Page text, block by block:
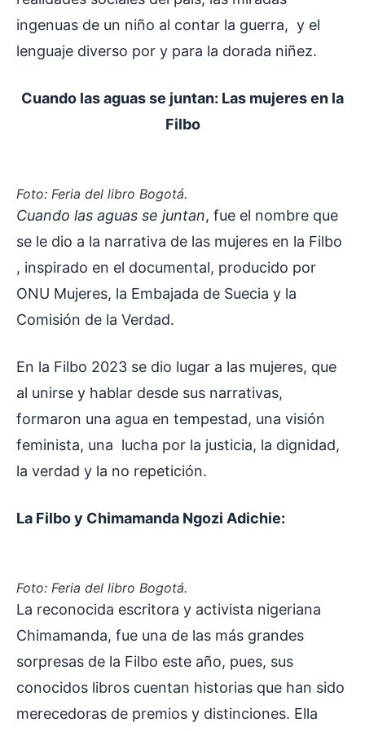
ingenuas de un niño al contar la guerra, y el
lenguaje diverso por y para la dorada niñez.
Cuando las aguas se juntan: Las mujeres en la
Filbo
Foto: Feria del libro Bogotá.
Cuando las aguas se juntan, fue el nombre que
se le dio a la narrativa de las mujeres en la Filbo
, inspirado en el documental, producido por
ONU Mujeres, la Embajada de Suecia y la
Comisión de la Verdad.
En la Filbo 2023 se dio lugar a las mujeres, que
al unirse y hablar desde sus narrativas,
formaron una agua en tempestad, una visión
feminista, una lucha por la justicia, la dignidad,
la verdad y la no repetición.
La Filbo y Chimamanda Ngozi Adichie:
Foto: Feria del libro Bogotá.
La reconocida escritora y activista nigeriana
Chimamanda, fue una de las más grandes
sorpresas de la Filbo este año, pues, sus
conocidos libros cuentan historias que han sido
merecedoras de premios y distinciones. Ella